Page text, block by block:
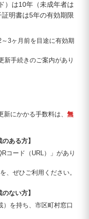
）は10年（未成年者は
明書は5年の有効期限
3ヶ月前を目途に有効期
新手続きのご案内があり
にかかる手数料は、 無
ある方】
コード（URL）」があり
、ぜひご利用ください。
ない方】
）を持ち、市区町村窓口